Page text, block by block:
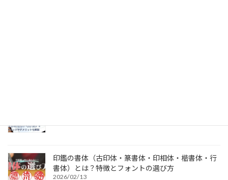
印鑑の書体（古印体・篆書体・印相体・楷書体・行
書体）とは？特徴とフォントの選び方
2026/02/13